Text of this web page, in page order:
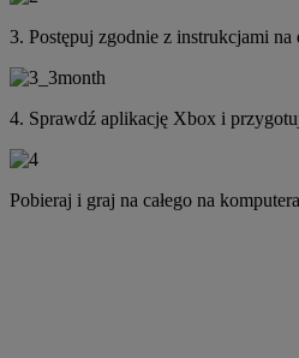
3. Postępuj zgodnie z instrukcjami na
4. Sprawdź aplikację Xbox i
Pobieraj i graj na całego na